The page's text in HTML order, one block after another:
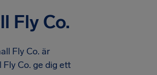
Fly Co.
Fly Co. är
Co. ge dig ett